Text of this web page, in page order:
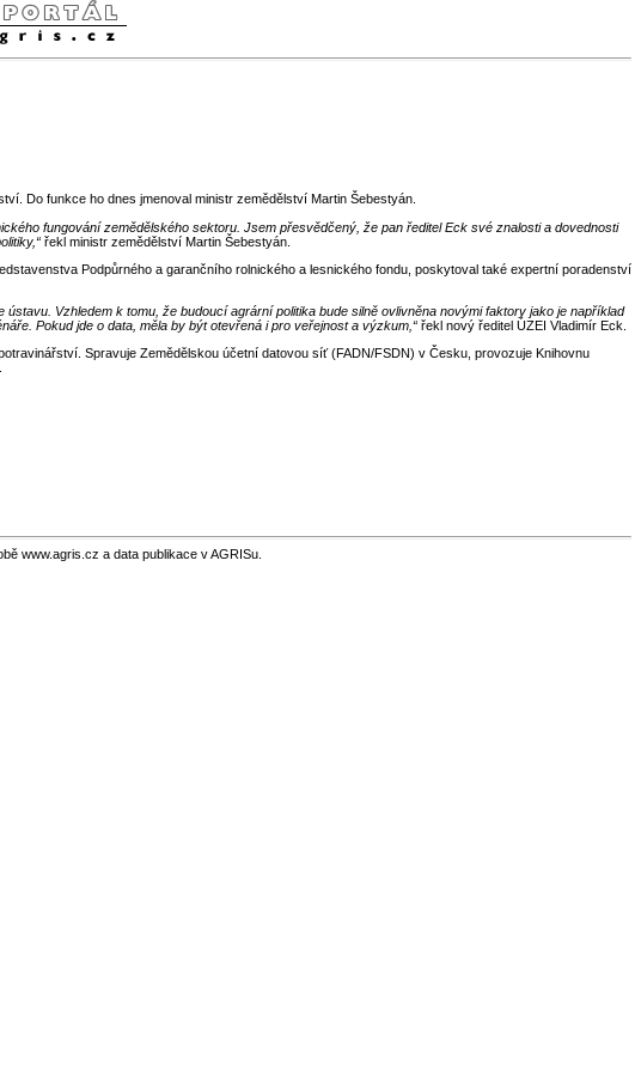
Do funkce ho dnes jmenoval ministr zemědělství Martin Šebestyán.
fungování zemědělského sektoru. Jsem přesvědčený, že pan ředitel Eck své znalosti a dovednosti
řekl ministr zemědělství Martin Šebestyán.
Podpůrného a garančního rolnického a lesnického fondu, poskytoval také expertní poradenství
Vzhledem k tomu, že budoucí agrární politika bude silně ovlivněna novými faktory jako je například
Pokud jde o data, měla by být otevřená i pro veřejnost a výzkum,“ řekl nový ředitel ÚZEI Vladimír Eck.
Spravuje Zemědělskou účetní datovou síť (FADN/FSDN) v Česku, provozuje Knihovnu
www.agris.cz a data publikace v AGRISu.